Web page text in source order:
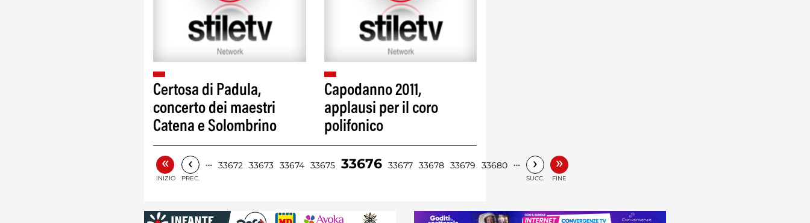
Certosa di Padula,
concerto dei maestri
Catena e Solombrino
Capodanno 2011,
applausi per il coro
polifonico
«
INIZIO
‹
PREC.
… 33672 33673 33674 33675 33676 33677 33678 33679 33680 … ›
SUCC.
»
FINE